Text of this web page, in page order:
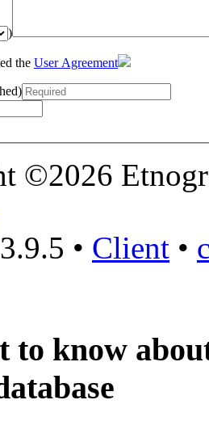
)
the User Agreement
©2026
• Client •
to know